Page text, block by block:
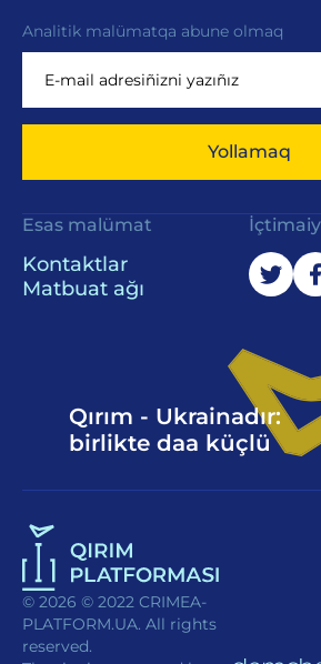
Analitik malümatqa abune olmaq
Yollamaq
Esas malümat
Kontaktlar
Matbuat ağı
Qırım - Ukrainadır:
birlikte daa küçlü
© 2026 © 2022 CRIMEA-
PLATFORM.UA. All rights
reserved.